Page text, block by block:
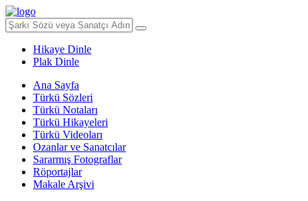
Hikaye Dinle
Plak Dinle
Ana Sayfa
Türkü Sözleri
Türkü Notaları
Türkü Hikayeleri
Türkü Videoları
Ozanlar ve Sanatcılar
Sararmış Fotograflar
Röportajlar
Makale Arşivi